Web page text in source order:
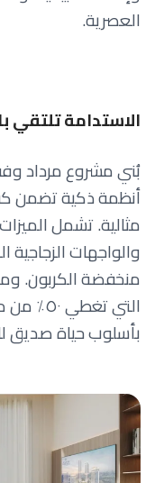
العصرية.
الاستدامة تلتقي
بُني مشروع مرداد
أنظمة ذكية تضمن
مثالية. تشمل
والواجهات الزجاجية
منخفضة الكربون.
التي
بأسلوب حياة صديق